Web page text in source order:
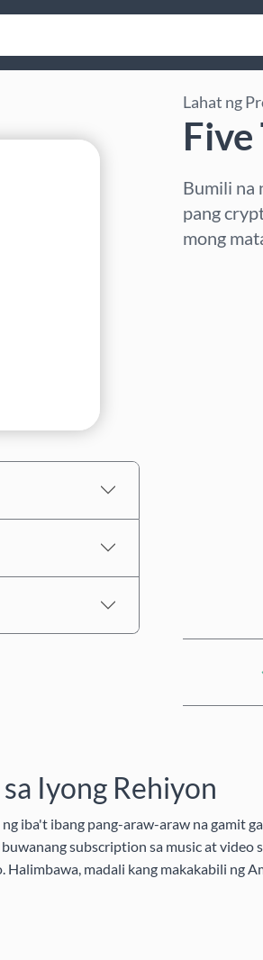
Lahat ng
Bumili na
pang
mong
Iyong Rehiyon
iba't ibang pang-araw-araw na gamit
subscription sa music at video
Halimbawa, madali kang makakabili ng